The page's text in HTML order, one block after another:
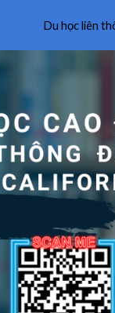
to main content
Du học liên